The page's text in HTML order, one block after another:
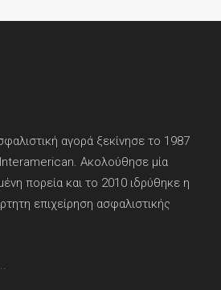
αγορά ξεκίνησε το 1987
Ακολούθησε μία
πορεία και το 2010 ιδρύθηκε η
επιχείρηση ασφαλιστικής